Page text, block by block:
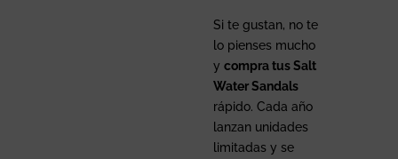
Si te gustan, no te
lo pienses mucho
y compra tus Salt
Water Sandals
rápido. Cada año
lanzan unidades
limitadas y se